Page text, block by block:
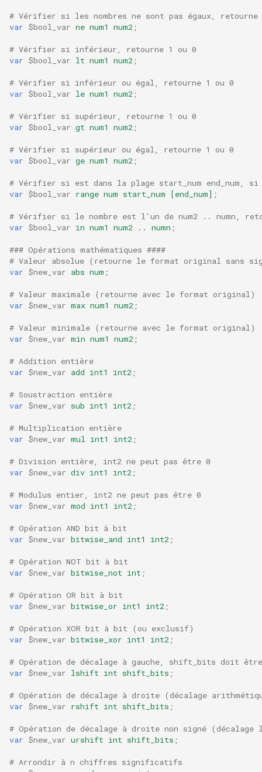
sniproxy
socket
stats
tags
tarantool
template
test
tlc
tsort
txid
upload
upstream-healthcheck
validation
vhost
waf
weauth
websocket-proxy
worker-events
xxhash
# Vérifier si les nombres ne sont pas égaux, retourne
var $bool_var ne num1 num2 ;
# Vérifier si inférieur, retourne 1 ou 0
var $bool_var lt num1 num2 ;
# Vérifier si inférieur ou égal, retourne 1 ou 0
var $bool_var le num1 num2 ;
# Vérifier si supérieur, retourne 1 ou 0
var $bool_var gt num1 num2 ;
# Vérifier si supérieur ou égal, retourne 1 ou 0
var $bool_var ge num1 num2 ;
# Vérifier si est dans la plage start_num end_num,
var $bool_var range num start_num [end_num] ;
# Vérifier si le nombre est l'un de num2 .. numn,
var $bool_var in num1 num2 .. numn ;
### Opérations mathématiques ####
# Valeur absolue (retourne le format original sans
var $new_var abs num ;
# Valeur maximale (retourne avec le format original)
var $new_var max num1 num2 ;
# Valeur minimale (retourne avec le format original)
var $new_var min num1 num2 ;
# Addition entière
var $new_var add int1 int2 ;
# Soustraction entière
var $new_var sub int1 int2 ;
# Multiplication entière
var $new_var mul int1 int2 ;
# Division entière, int2 ne peut pas être 0
var $new_var div int1 int2 ;
# Modulus entier, int2 ne peut pas être 0
var $new_var mod int1 int2 ;
# Opération AND bit à bit
var $new_var bitwise_and int1 int2 ;
# Opération NOT bit à bit
var $new_var bitwise_not int ;
# Opération OR bit à bit
var $new_var bitwise_or int1 int2 ;
# Opération XOR bit à bit (ou exclusif)
var $new_var bitwise_xor int1 int2 ;
# Opération de décalage à gauche, shift_bits doit
var $new_var lshift int shift_bits ;
# Opération de décalage à droite (décalage
var $new_var rshift int shift_bits ;
# Opération de décalage à droite non signé
var $new_var urshift int shift_bits ;
# Arrondir à n chiffres significatifs